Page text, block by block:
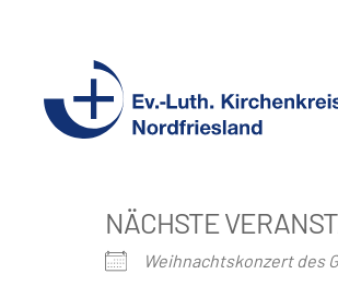
Ev.-
Nordfriesland
NÄCHSTE
Weihnachtskonzert des